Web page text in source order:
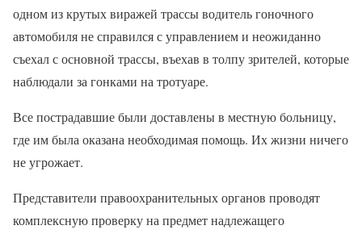
одном из крутых виражей трассы водитель гоночного
автомобиля не справился с управлением и неожиданно
съехал с основной трассы, въехав в толпу зрителей, которые
наблюдали за гонками на тротуаре.
Все пострадавшие были доставлены в местную больницу,
где им была оказана необходимая помощь. Их жизни ничего
не угрожает.
Представители правоохранительных органов проводят
комплексную проверку на предмет надлежащего